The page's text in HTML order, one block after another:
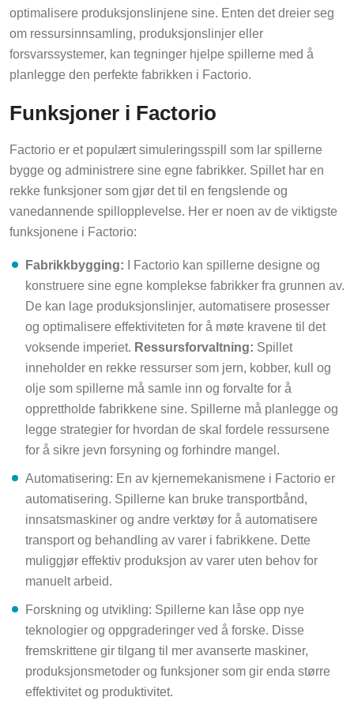
optimalisere produksjonslinjene sine. Enten det dreier seg
om ressursinnsamling, produksjonslinjer eller
forsvarssystemer, kan tegninger hjelpe spillerne med å
planlegge den perfekte fabrikken i Factorio.
Funksjoner i Factorio
Factorio er et populært simuleringsspill som lar spillerne
bygge og administrere sine egne fabrikker. Spillet har en
rekke funksjoner som gjør det til en fengslende og
vanedannende spillopplevelse. Her er noen av de viktigste
funksjonene i Factorio:
Fabrikkbygging: I Factorio kan spillerne designe og
konstruere sine egne komplekse fabrikker fra grunnen av.
De kan lage produksjonslinjer, automatisere prosesser
og optimalisere effektiviteten for å møte kravene til det
voksende imperiet. Ressursforvaltning: Spillet
inneholder en rekke ressurser som jern, kobber, kull og
olje som spillerne må samle inn og forvalte for å
opprettholde fabrikkene sine. Spillerne må planlegge og
legge strategier for hvordan de skal fordele ressursene
for å sikre jevn forsyning og forhindre mangel.
Automatisering: En av kjernemekanismene i Factorio er
automatisering. Spillerne kan bruke transportbånd,
innsatsmaskiner og andre verktøy for å automatisere
transport og behandling av varer i fabrikkene. Dette
muliggjør effektiv produksjon av varer uten behov for
manuelt arbeid.
Forskning og utvikling: Spillerne kan låse opp nye
teknologier og oppgraderinger ved å forske. Disse
fremskrittene gir tilgang til mer avanserte maskiner,
produksjonsmetoder og funksjoner som gir enda større
effektivitet og produktivitet.